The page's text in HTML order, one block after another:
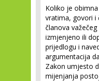
Koliko je
vratima, govori i
članova
izmjenjeno ili
prijedlogu i
argumentacija
Zakon umjesto
mijenjanja